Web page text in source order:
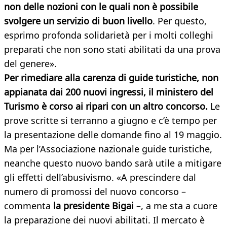
non delle nozioni con le quali non è possibile
svolgere un servizio di buon livello. Per questo,
esprimo profonda solidarietà per i molti colleghi
preparati che non sono stati abilitati da una prova
del genere».
Per rimediare alla carenza di guide turistiche, non
appianata dai 200 nuovi ingressi, il ministero del
Turismo è corso ai ripari con un altro concorso. Le
prove scritte si terranno a giugno e c’è tempo per
la presentazione delle domande fino al 19 maggio.
Ma per l’Associazione nazionale guide turistiche,
neanche questo nuovo bando sarà utile a mitigare
gli effetti dell’abusivismo. «A prescindere dal
numero di promossi del nuovo concorso –
commenta la presidente Bigai –, a me sta a cuore
la preparazione dei nuovi abilitati. Il mercato è